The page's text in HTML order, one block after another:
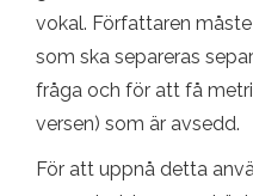
vokal. Författaren
som ska separeras
fråga och för att få
versen) som är avsedd.
För att uppnå detta